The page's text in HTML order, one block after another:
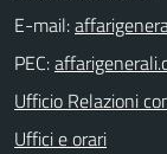
E-mail:
PEC:
Ufficio Relazioni
Uffici e orari